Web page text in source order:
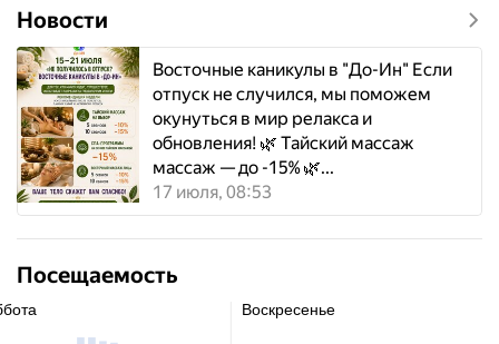
воздействия. Предполагает
целостный подход к
организму как к системе.
мышцы в тонус, улучшить
общее самочувстви...
Новости
Восточные каникулы в "До-Ин" Если
отпуск не случился, мы поможем
окунуться в мир релакса и
обновления! 🌿 Тайский массаж
массаж — до -15% 🌿...
17 июля, 08:53
Посещаемость